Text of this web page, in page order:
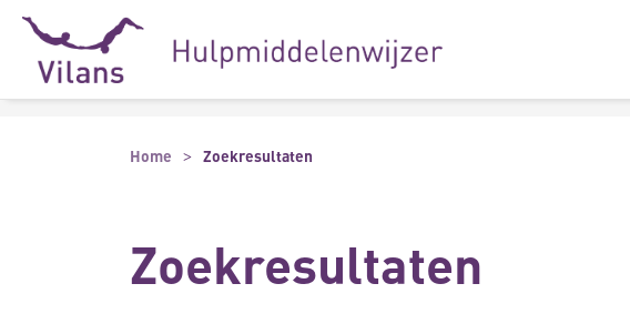
Naar hoofdinhoud
Naar footer
Home Zoekresultaten
Zoekresultaten